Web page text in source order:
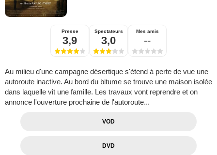
Presse
3,9
Spectateurs
3,0
Mes amis
--
Au milieu d'une campagne désertique s'étend à perte de vue une
autoroute inactive. Au bord du bitume se trouve une maison isolée
dans laquelle vit une famille. Les travaux vont reprendre et on
annonce l'ouverture prochaine de l'autoroute...
VOD
DVD